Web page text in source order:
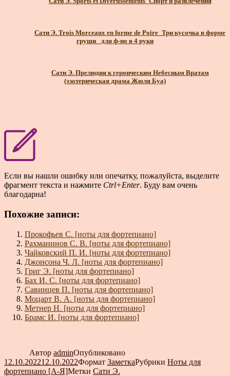
Сати Э. Trois Morceaux en forme de Poire_Три кусочка в форме
груши_ для ф-но в 4 руки
Сати Э. Прелюдия к героическим Небесным Вратам
(эзотерическая драма Жюля Буа)
Если вы нашли ошибку или опечатку, пожалуйста, выделите
фрагмент текста и нажмите Ctrl+Enter. Буду вам очень
благодарна!
Похожие записи:
Прокофьев С. [ноты для фортепиано]
Рахманинов С. В. [ноты для фортепиано]
Чайковский П. И. [ноты для фортепиано]
Джонсона Ч. Л. [ноты для фортепиано]
Григ Э. [ноты для фортепиано]
Бах И. С. [ноты для фортепиано]
Савинцев П. [ноты для фортепиано]
Моцарт В. А. [ноты для фортепиано]
Метнер Н. [ноты для фортепиано]
Брамс И. [ноты для фортепиано]
Автор adminОпубликовано
12.10.202212.10.2022Формат ЗаметкаРубрики Ноты для
фортепиано [А-Я]Метки Сати Э.